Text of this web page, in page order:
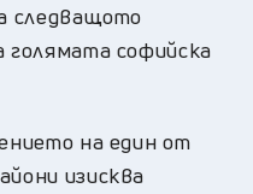
следващото
голямата софийска
на един от
изисква